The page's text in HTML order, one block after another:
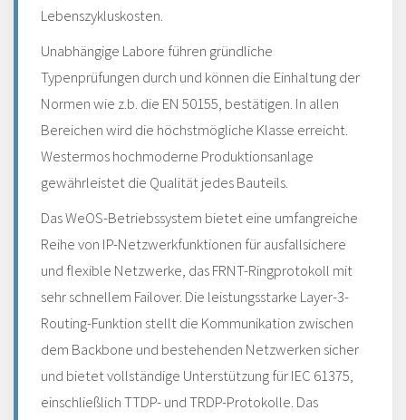
Lebenszykluskosten.
Unabhängige Labore führen gründliche
Typenprüfungen durch und können die Einhaltung der
Normen wie z.b. die EN 50155, bestätigen. In allen
Bereichen wird die höchstmögliche Klasse erreicht.
Westermos hochmoderne Produktionsanlage
gewährleistet die Qualität jedes Bauteils.
Das WeOS-Betriebssystem bietet eine umfangreiche
Reihe von IP-Netzwerkfunktionen für ausfallsichere
und flexible Netzwerke, das FRNT-Ringprotokoll mit
sehr schnellem Failover. Die leistungsstarke Layer-3-
Routing-Funktion stellt die Kommunikation zwischen
dem Backbone und bestehenden Netzwerken sicher
und bietet vollständige Unterstützung für IEC 61375,
einschließlich TTDP- und TRDP-Protokolle. Das